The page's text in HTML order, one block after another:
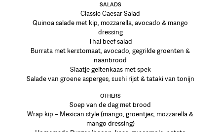
SALADS
Classic Caesar Salad
Quinoa salade met kip, mozzarella, avocado & mango
dressing
Thai beef salad
Burrata met kerstomaat, avocado, gegrilde groenten &
naanbrood
Slaatje geitenkaas met spek
Salade van groene asperges, sushi rijst & tataki van tonijn
OTHERS
Soep van de dag met brood
Wrap kip – Mexican style (mango, groentjes, mozzarella &
mango dressing)